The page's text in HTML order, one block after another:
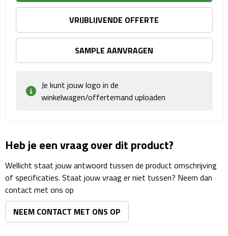
Picknick rugtassen
Lunchtassen
Heuptassen
Matrozentassen
Reisbekers
Opbergtasjes
Koffersloten
Bagageweegschalen
VRIJBLIJVENDE OFFERTE
SAMPLE AANVRAGEN
Je kunt jouw logo in de
winkelwagen/offertemand uploaden
Heb je een vraag over dit product?
Wellicht staat jouw antwoord tussen de product omschrijving
of specificaties. Staat jouw vraag er niet tussen? Neem dan
contact met ons op
NEEM CONTACT MET ONS OP